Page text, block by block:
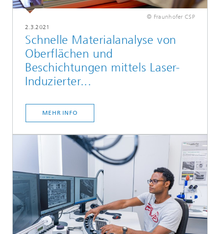
© Fraunhofer CSP
2.3.2021
Schnelle Materialanalyse von
Oberflächen und
Beschichtungen mittels Laser-
Induzierter...
MEHR INFO